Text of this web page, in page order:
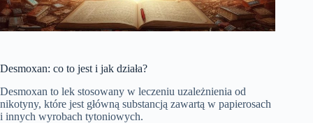
Desmoxan: co to jest i jak działa?
Desmoxan to lek stosowany w leczeniu uzależnienia od
nikotyny, które jest główną substancją zawartą w papierosach
i innych wyrobach tytoniowych.